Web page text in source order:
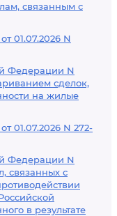
связанным с
01.07.2026 N
Федерации N
сделок,
на жилые
01.07.2026 N 272-
Федерации N
связанных с
в результате